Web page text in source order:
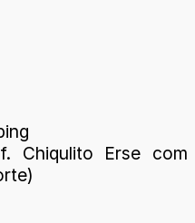
Chiqulito Erse com